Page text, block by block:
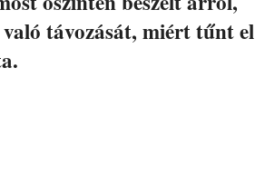
távozását, miért tűnt el